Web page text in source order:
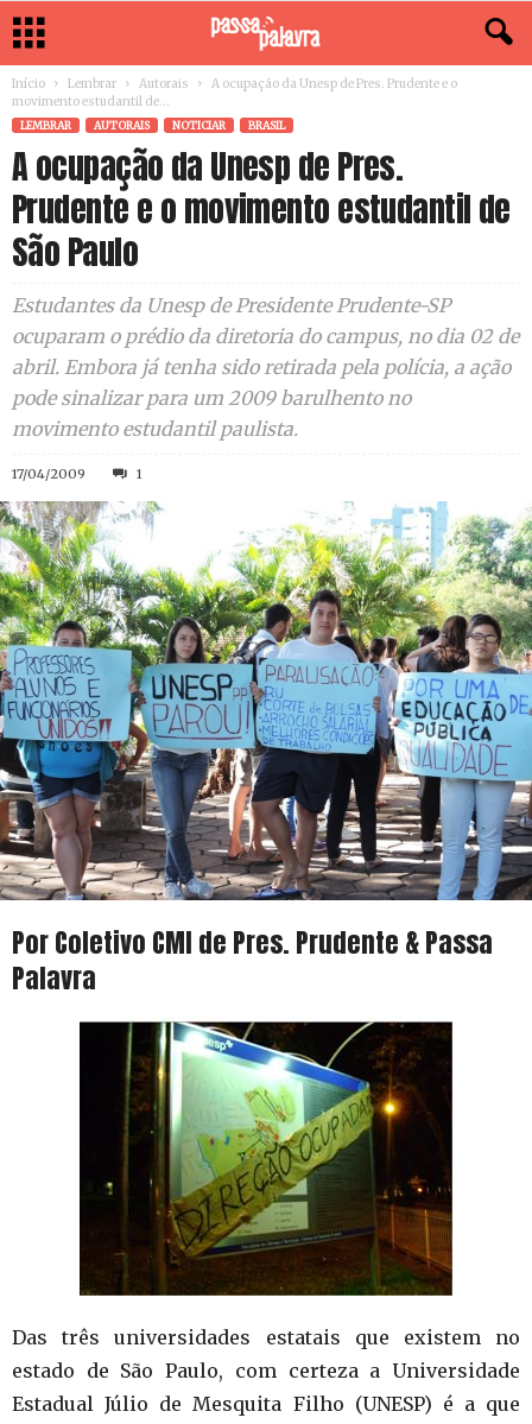
Início Lembrar Autorais
A ocupação da Unesp de Pres. Prudente e o
movimento estudantil de...
LEMBRAR AUTORAIS NOTICIAR BRASIL
A ocupação da Unesp de Pres.
Prudente e o movimento estudantil de
São Paulo
Estudantes da Unesp de Presidente Prudente-SP
ocuparam o prédio da diretoria do campus, no dia 02 de
abril. Embora já tenha sido retirada pela polícia, a ação
pode sinalizar para um 2009 barulhento no
movimento estudantil paulista.
17/04/2009 1
Por Coletivo CMI de Pres. Prudente & Passa
Palavra
Das três universidades estatais que existem no
estado de São Paulo, com certeza a Universidade
Estadual Júlio de Mesquita Filho (UNESP) é a que